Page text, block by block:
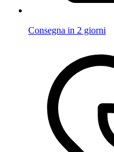
Consegna in 2 giorni